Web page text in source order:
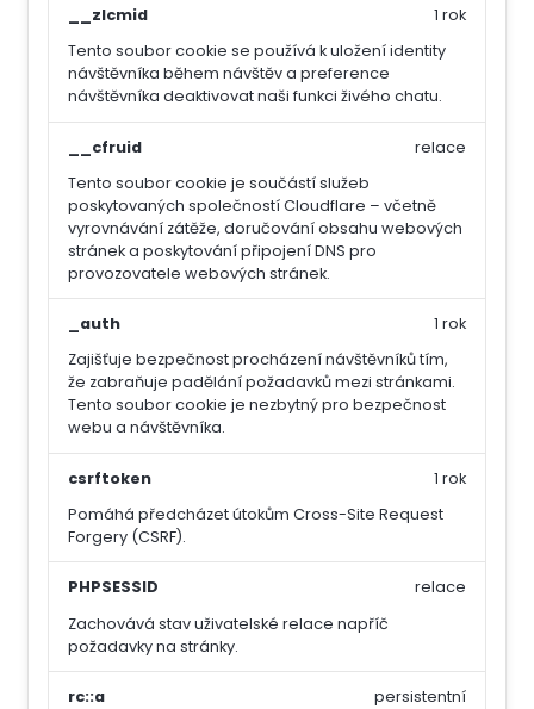
__zlcmid
Tento soubor cookie se používá k uložení identity
návštěvníka během návštěv a preference
návštěvníka deaktivovat naši funkci živého chatu.
1 rok
__cfruid
Tento soubor cookie je součástí služeb
poskytovaných společností Cloudflare – včetně
vyrovnávání zátěže, doručování obsahu webových
stránek a poskytování připojení DNS pro
provozovatele webových stránek.
relace
_auth
Zajišťuje bezpečnost procházení návštěvníků tím,
že zabraňuje padělání požadavků mezi stránkami.
Tento soubor cookie je nezbytný pro bezpečnost
webu a návštěvníka.
1 rok
csrftoken
Pomáhá předcházet útokům Cross-Site Request
Forgery (CSRF).
1 rok
PHPSESSID
Zachovává stav uživatelské relace napříč
požadavky na stránky.
relace
rc::a
persistentní